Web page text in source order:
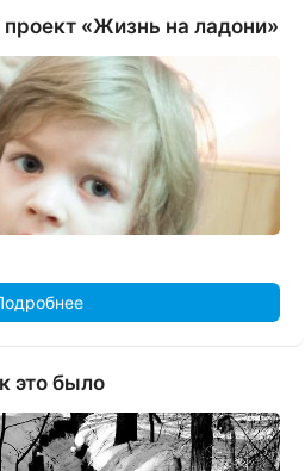
«Жизнь на ладони»
это было